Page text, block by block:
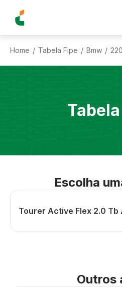
Home / Tabela Fipe / Bmw /
Escolha
Tourer Active Flex 2.0 Tb
Outros